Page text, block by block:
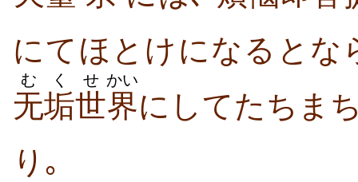
にてほとけになるとな
无垢
むく
世
せ
界
かい
にしてたちま
り｡